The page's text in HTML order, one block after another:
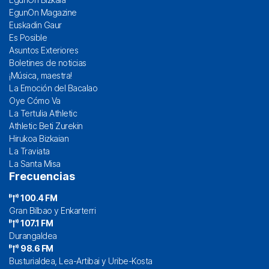
EgunOn Magazine
Euskadin Gaur
Es Posible
Asuntos Exteriores
Boletines de noticias
¡Música, maestra!
La Emoción del Bacalao
Oye Cómo Va
La Tertulia Athletic
Athletic Beti Zurekin
Hirukoa Bizkaian
La Traviata
La Santa Misa
Frecuencias
100.4 FM
Gran Bilbao y Enkarterri
107.1 FM
Durangaldea
98.6 FM
Busturialdea, Lea-Artibai y Uribe-Kosta